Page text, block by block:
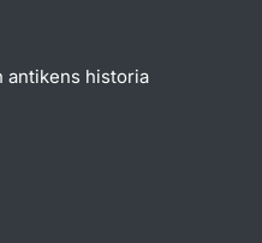
antikens historia